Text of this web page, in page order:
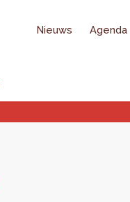
Nieuws Agenda